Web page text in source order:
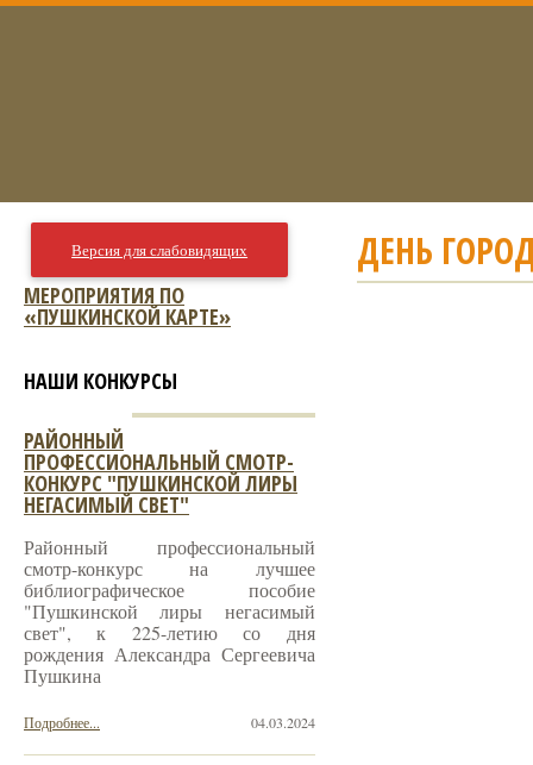
ДЕНЬ
Версия для слабовидящих
МЕРОПРИЯТИЯ ПО
«ПУШКИНСКОЙ КАРТЕ»
НАШИ КОНКУРСЫ
РАЙОННЫЙ
ПРОФЕССИОНАЛЬНЫЙ СМОТР-
КОНКУРС "ПУШКИНСКОЙ ЛИРЫ
НЕГАСИМЫЙ СВЕТ"
Районный профессиональный
смотр-конкурс на лучшее
библиографическое пособие
"Пушкинской лиры негасимый
свет", к 225-летию со дня
рождения Александра Сергеевича
Пушкина
04.03.2024
Подробнее...